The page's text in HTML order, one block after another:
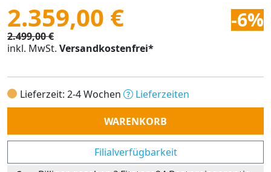
2.359,00 € -6%
2.499,00 €
inkl. MwSt. Versandkostenfrei*
Lieferzeit: 2-4 Wochen
Lieferzeiten
Anzahl
WARENKORB
Filialverfügbarkeit